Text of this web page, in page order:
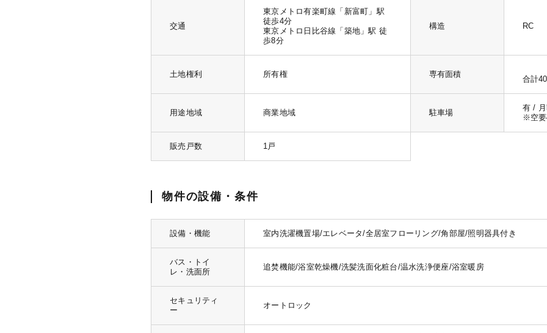
交通
東京メトロ有楽町線「新富町」駅
徒歩4分
東京メトロ日比谷線「築地」駅 徒
歩8分
構造 RC
土地権利 所有権 専有面積
合計
用途地域 商業地域 駐車場
有 /
※空
販売戸数 1戸
物件の設備・条件
設備・機能 室内洗濯機置場/エレベータ/全居室フローリング/角部屋/照明器具付き
バス・トイ
レ・洗面所
追焚機能/浴室乾燥機/洗髪洗面化粧台/温水洗浄便座/浴室暖房
セキュリティ
ー
オートロック